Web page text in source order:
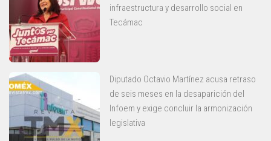
infraestructura y desarrollo social en
Tecámac
Diputado Octavio Martínez acusa retraso
de seis meses en la desaparición del
Infoem y exige concluir la armonización
legislativa